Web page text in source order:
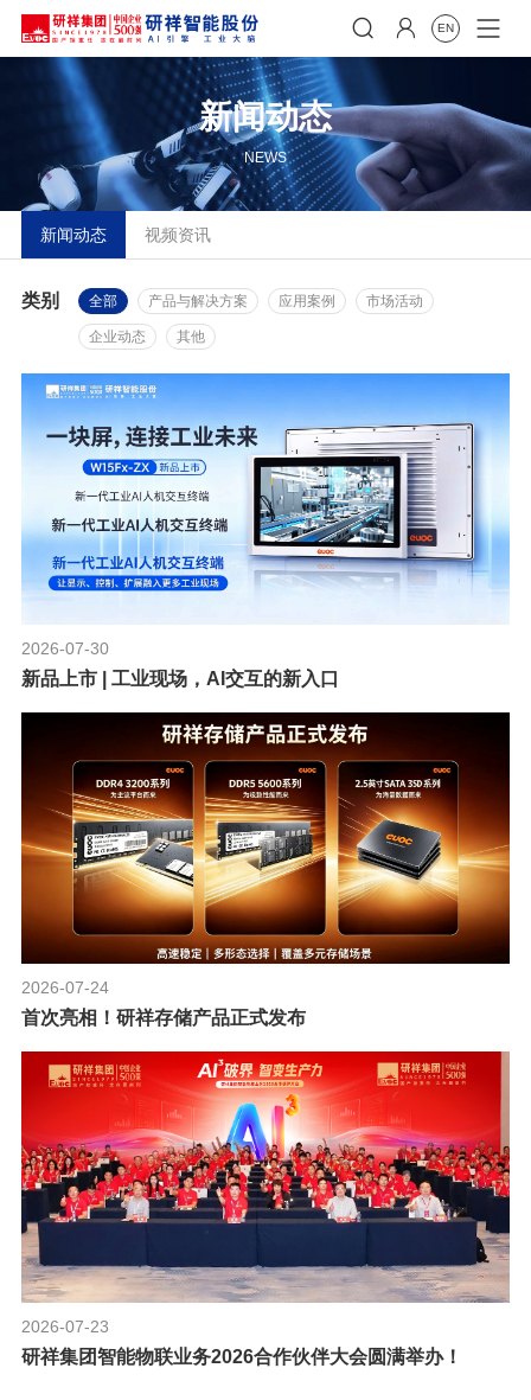
  EN
新闻动态
NEWS
新闻动态 视频资讯
类别 全部 产品与解决方案 应用案例 市场活动
企业动态 其他
2026-07-30
新品上市 | 工业现场，AI交互的新入口
2026-07-24
首次亮相！研祥存储产品正式发布
2026-07-23
研祥集团智能物联业务2026合作伙伴大会圆满举办！